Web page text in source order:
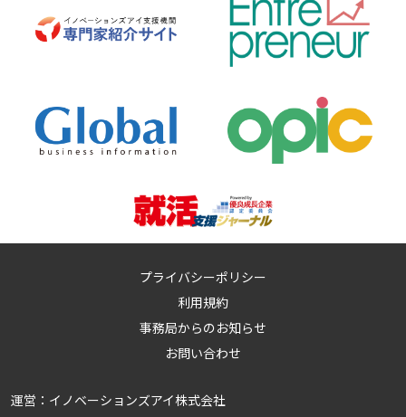
プライバシーポリシー
利用規約
事務局からのお知らせ
お問い合わせ
運営： イノベーションズアイ株式会社